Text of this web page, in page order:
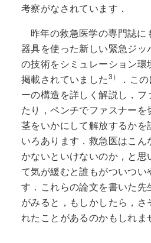
考察がなされています．
昨年の救急医学の専門誌に
器具を使った新しい緊急ジ
の技術をシミュレーション
掲載されていました3）
．こ
ーの構造を詳しく解説し，フ
たり，ペンチでファスナーを
茎をいかにして解放するかを
いろあります．救急医はこん
かないといけないのか，と思
て気が緩むと誰もがついつ
す．これらの論文を書いた先
がみると，もしかしたら，さ
れたことがあるのかもしれま